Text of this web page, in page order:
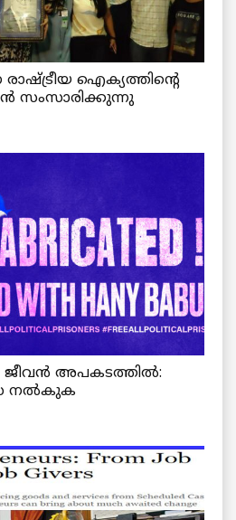
ഐക്യത്തിന്റെ
സംസാരിക്കുന്നു
ജീവൻ അപകടത്തിൽ:
നൽകുക